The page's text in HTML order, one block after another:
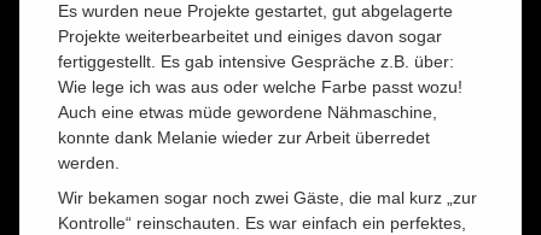
Es wurden neue Projekte gestartet, gut abgelagerte
Projekte weiterbearbeitet und einiges davon sogar
fertiggestellt. Es gab intensive Gespräche z.B. über:
Wie lege ich was aus oder welche Farbe passt wozu!
Auch eine etwas müde gewordene Nähmaschine,
konnte dank Melanie wieder zur Arbeit überredet
werden.
Wir bekamen sogar noch zwei Gäste, die mal kurz „zur
Kontrolle“ reinschauten. Es war einfach ein perfektes,